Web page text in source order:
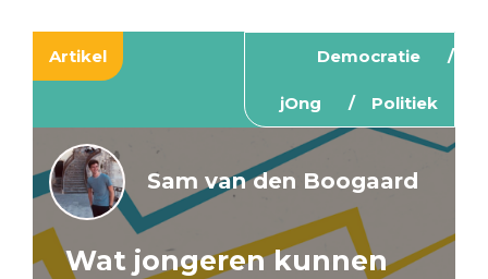
Artikel Democratie
jOng Politiek
Sam van den Boogaard
Wat jongeren kunnen